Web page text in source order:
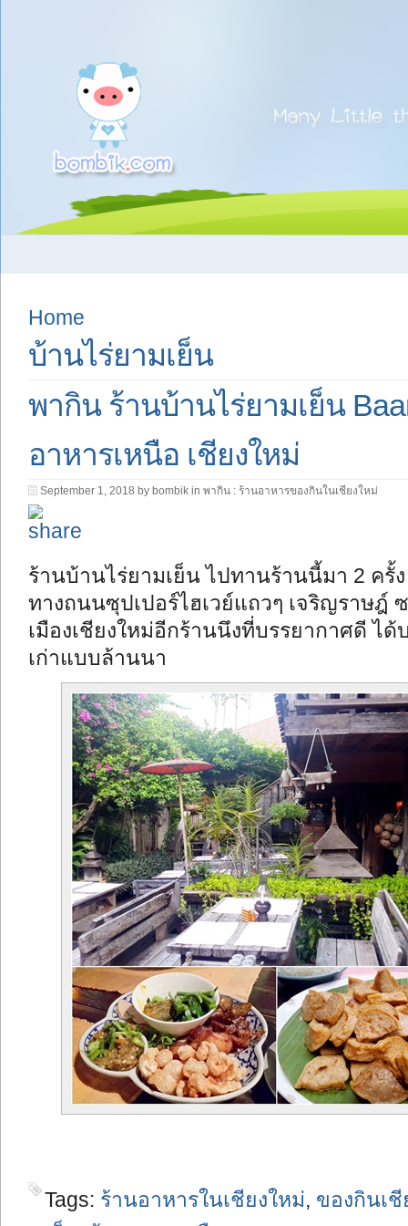
Home
บ้านไร่ยามเย็น
พากิน ร้านบ้านไร่ยามเย็น
อาหารเหนือ เชียงใหม่
September 1, 2018 by bombik in พากิน : ร้านอาหารของกินในเชียงใหม่
ร้านบ้านไร่ยามเย็น ไปทานร้านนี้มา 2 ค
ทางถนนซุปเปอร์ไฮเวย์แถวๆ เจริญราษฎ์
เมืองเชียงใหม่อีกร้านนึงที่บรรยากาศดี ไ
เก่าแบบล้านนา
Tags: ร้านอาหารในเชียงใหม่, ของกินเชี